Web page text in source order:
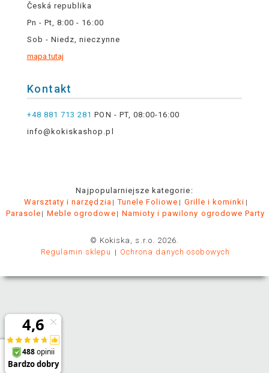
Česká republika
Pn - Pt, 8:00 - 16:00
Sob - Niedz, nieczynne
mapa tutaj
Kontakt
+48 881 713 281 PON - PT, 08:00-16:00
info@kokiskashop.pl
Najpopularniejsze kategorie:
Warsztaty i narzędzia
Tunele Foliowe
Grille i kominki
Parasole
Meble ogrodowe Namioty i pawilony ogrodowe Party
© Kokiska, s.r.o. 2026.
Regulamin sklepu
Ochrona danych osobowych